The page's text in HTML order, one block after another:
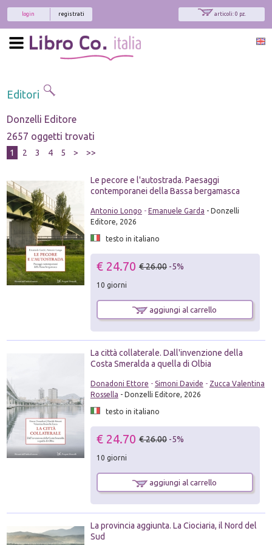
articoli: 0 pz.
registrati
login
Editori
Donzelli Editore
2657 oggetti trovati
1 2 3 4 5 > >>
Le pecore e l'autostrada. Paesaggi
contemporanei della Bassa bergamasca
Antonio Longo - Emanuele Garda - Donzelli
Editore, 2026
testo in italiano
€ 24.70 € 26.00 -5%
10 giorni
aggiungi al carrello
La città collaterale. Dall'invenzione della
Costa Smeralda a quella di Olbia
Donadoni Ettore - Simoni Davide - Zucca Valentina
Rossella - Donzelli Editore, 2026
testo in italiano
€ 24.70 € 26.00 -5%
10 giorni
aggiungi al carrello
La provincia aggiunta. La Ciociaria, il Nord del
Sud